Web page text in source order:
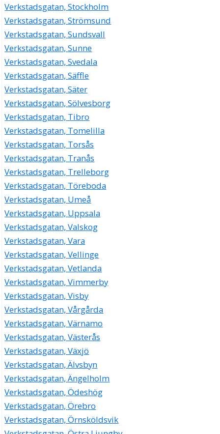
Verkstadsgatan, Stockholm
Verkstadsgatan, Strömsund
Verkstadsgatan, Sundsvall
Verkstadsgatan, Sunne
Verkstadsgatan, Svedala
Verkstadsgatan, Säffle
Verkstadsgatan, Säter
Verkstadsgatan, Sölvesborg
Verkstadsgatan, Tibro
Verkstadsgatan, Tomelilla
Verkstadsgatan, Torsås
Verkstadsgatan, Tranås
Verkstadsgatan, Trelleborg
Verkstadsgatan, Töreboda
Verkstadsgatan, Umeå
Verkstadsgatan, Uppsala
Verkstadsgatan, Valskog
Verkstadsgatan, Vara
Verkstadsgatan, Vellinge
Verkstadsgatan, Vetlanda
Verkstadsgatan, Vimmerby
Verkstadsgatan, Visby
Verkstadsgatan, Vårgårda
Verkstadsgatan, Värnamo
Verkstadsgatan, Västerås
Verkstadsgatan, Växjö
Verkstadsgatan, Älvsbyn
Verkstadsgatan, Ängelholm
Verkstadsgatan, Ödeshög
Verkstadsgatan, Örebro
Verkstadsgatan, Örnsköldsvik